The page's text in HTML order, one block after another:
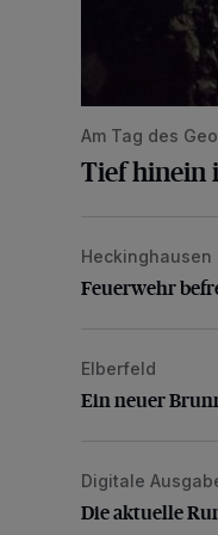
Am Tag des
Tief hinein
Feuerwehr
Heckinghausen
Feuerwehr
Ein neuer
Elberfeld
Ein neuer
Die aktuelle
Digitale
Die aktuelle